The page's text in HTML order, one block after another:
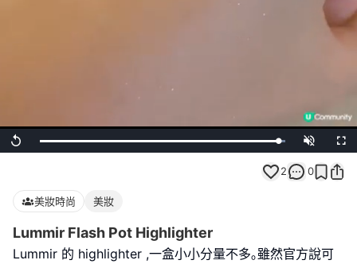
Replay Loaded:
100.00%
Unmute
2 0
美妝時尚 美妝
Lummir Flash Pot Highlighter
Lummir 的 highlighter ,一盒小小分量不多｡雖然官方說可